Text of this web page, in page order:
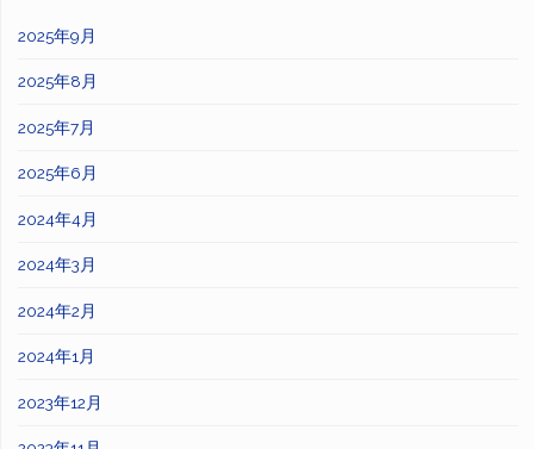
2025年9月
2025年8月
2025年7月
2025年6月
2024年4月
2024年3月
2024年2月
2024年1月
2023年12月